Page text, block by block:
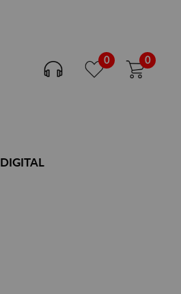
0 0
DIGITAL